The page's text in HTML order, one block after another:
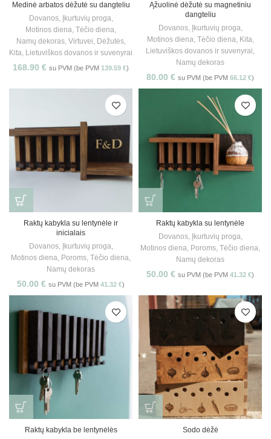
Medinė arbatos dėžutė su dangteliu
Dovanos, Įkurtuvių proga,
Motinos diena, Tėčio diena,
Namų dekoras, Virtuvei, Dėžutės,
Kita, Lietuviškos dovanos ir suvenyrai
168.90 € su PVM (be PVM 139.59 €)
Ąžuolinė dėžutė su magnetiniu
dangteliu
Dovanos, Įkurtuvių proga,
Motinos diena, Tėčio diena, Kita,
Lietuviškos dovanos ir suvenyrai,
Namų dekoras
80.00 € su PVM (be PVM 66.12 €)
Raktų kabykla su lentynėle ir
inicialais
Dovanos, Įkurtuvių proga,
Motinos diena, Poroms, Tėčio diena,
Namų dekoras
50.00 € su PVM (be PVM 41.32 €)
Raktų kabykla su lentynėle
Dovanos, Įkurtuvių proga,
Motinos diena, Poroms, Tėčio diena,
Namų dekoras
50.00 € su PVM (be PVM 41.32 €)
Raktų kabykla be lentynėlės
Sodo dėžė